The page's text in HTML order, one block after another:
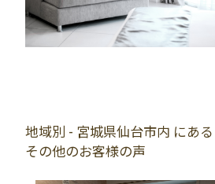
地域別 - 宮城県仙台市内 にある
その他のお客様の声